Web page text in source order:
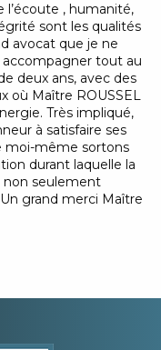
l’écoute , humanité,
sont les qualités
avocat que je ne
tout au
deux ans, avec des
où Maître ROUSSEL
Très impliqué,
à satisfaire ses
moi-même sortons
durant laquelle la
seulement
grand merci Maître